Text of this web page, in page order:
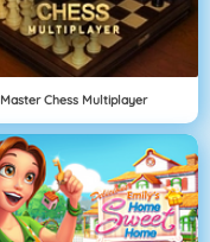
Master Chess Multiplayer